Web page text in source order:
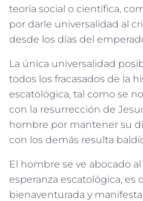
teoría social o científica,
por darle universalidad al
desde los días del
La única universalidad
todos los fracasados de la
escatológica, tal como se
con la resurrección de
hombre por mantener su
con los demás resulta
El hombre se ve abocado al
esperanza escatológica, es
bienaventurada y